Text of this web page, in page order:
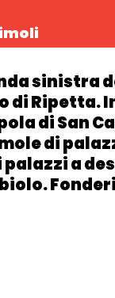
sinistra
di Ripetta.
di San
di
palazzi a